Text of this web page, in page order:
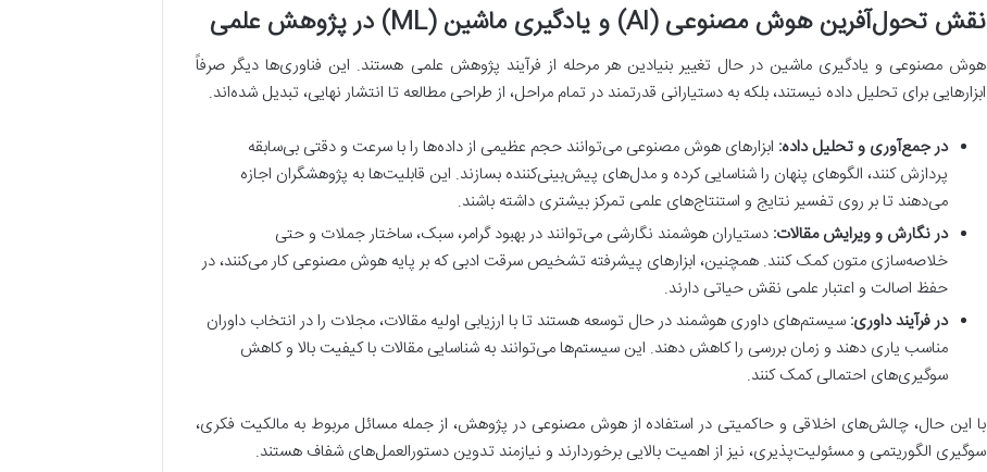
نقش تحول‌آفرین هوش مصنوعی (AI) و یادگیری ماشین (ML) در پژوهش علمی
هوش مصنوعی و یادگیری ماشین در حال تغییر بنیادین هر مرحله از فرآیند پژوهش علمی هستند. این فناوری‌ها دیگر صرفاً
ابزارهایی برای تحلیل داده نیستند، بلکه به دستیارانی قدرتمند در تمام مراحل، از طراحی مطالعه تا انتشار نهایی، تبدیل شده‌اند.
در جمع‌آوری و تحلیل داده: ابزارهای هوش مصنوعی می‌توانند حجم عظیمی از داده‌ها را با سرعت و دقتی بی‌سابقه
پردازش کنند، الگوهای پنهان را شناسایی کرده و مدل‌های پیش‌بینی‌کننده بسازند. این قابلیت‌ها به پژوهشگران اجازه
می‌دهند تا بر روی تفسیر نتایج و استنتاج‌های علمی تمرکز بیشتری داشته باشند.
در نگارش و ویرایش مقالات: دستیاران هوشمند نگارشی می‌توانند در بهبود گرامر، سبک، ساختار جملات و حتی
خلاصه‌سازی متون کمک کنند. همچنین، ابزارهای پیشرفته تشخیص سرقت ادبی که بر پایه هوش مصنوعی کار می‌کنند، در
حفظ اصالت و اعتبار علمی نقش حیاتی دارند.
در فرآیند داوری: سیستم‌های داوری هوشمند در حال توسعه هستند تا با ارزیابی اولیه مقالات، مجلات را در انتخاب داوران
مناسب یاری دهند و زمان بررسی را کاهش دهند. این سیستم‌ها می‌توانند به شناسایی مقالات با کیفیت بالا و کاهش
سوگیری‌های احتمالی کمک کنند.
با این حال، چالش‌های اخلاقی و حاکمیتی در استفاده از هوش مصنوعی در پژوهش، از جمله مسائل مربوط به مالکیت فکری،
سوگیری الگوریتمی و مسئولیت‌پذیری، نیز از اهمیت بالایی برخوردارند و نیازمند تدوین دستورالعمل‌های شفاف هستند.